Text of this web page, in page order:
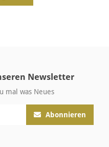
Newsletter
mal was Neues
Abonnieren